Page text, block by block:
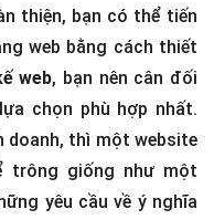
thiện, bạn có thể tiến
web bằng cách thiết
web, bạn nên cân đối
chọn phù hợp nhất.
doanh, thì một website
trông giống như một
yêu cầu về ý nghĩa